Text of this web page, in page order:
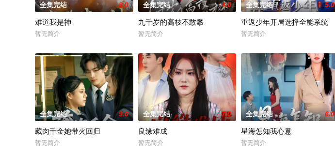
全集完结 8.0
难道我是神
暂无简介
全集完结 4.0
九千岁的高枝不敢攀
暂无简介
全集完结 5.0
重返少年开局选择全能系统
暂无简介
全集完结 9.0
藏肉千金她带火回归
暂无简介
全集完结 7.0
良缘难成
暂无简介
全集完结 6.0
星海怎知我心意
暂无简介